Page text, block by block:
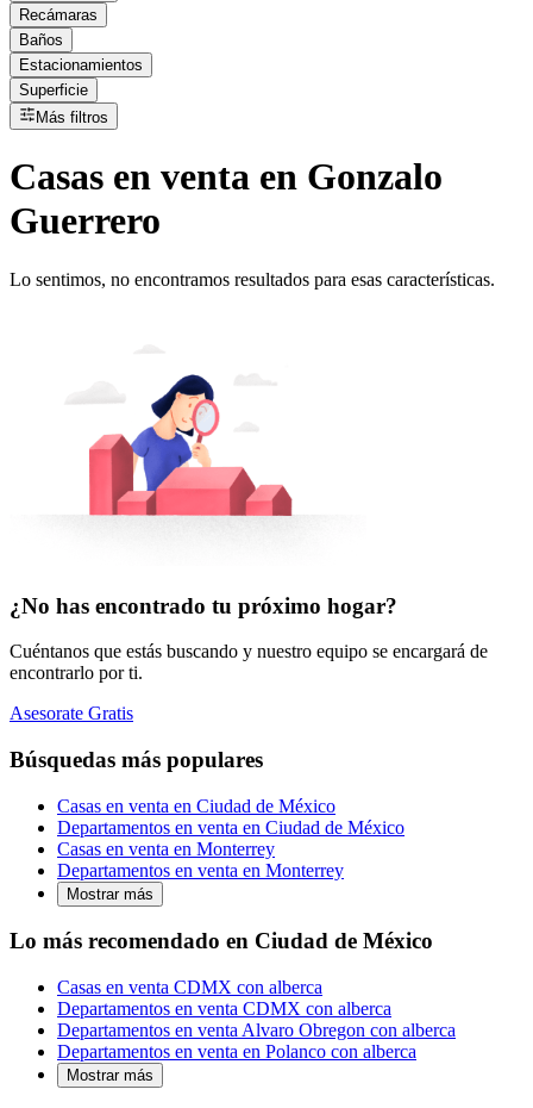
Recámaras
Baños
Estacionamientos
Superficie
Más filtros
Casas en venta en Gonzalo
Guerrero
Lo sentimos, no encontramos resultados para esas características.
¿No has encontrado tu próximo hogar?
Cuéntanos que estás buscando y nuestro equipo se encargará de
encontrarlo por ti.
Asesorate Gratis
Búsquedas más populares
Casas en venta en Ciudad de México
Departamentos en venta en Ciudad de México
Casas en venta en Monterrey
Departamentos en venta en Monterrey
Mostrar más
Lo más recomendado en Ciudad de México
Casas en venta CDMX con alberca
Departamentos en venta CDMX con alberca
Departamentos en venta Alvaro Obregon con alberca
Departamentos en venta en Polanco con alberca
Mostrar más